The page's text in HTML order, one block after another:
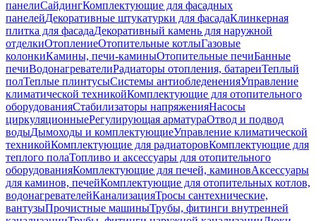
панелиСайдингКомплектующие для фасадных
панелейДекоративные штукатурки для фасадаКлинкерная
плитка для фасадаДекоративный камень для наружной
отделкиОтоплениеОтопительные котлыГазовые
колонкиКамины, печи-каминыОтопительные печиБанные
печиВодонагревателиРадиаторы отопления, батареиТеплый
полТеплые плинтусыСистемы антиобледененияУправление
климатической техникойКомплектующие для отопительного
оборудованияСтабилизаторы напряженияНасосы
циркуляционныеРегулирующая арматураОтвод и подвод
водыДымоходы и комплектующиеУправление климатической
техникойКомплектующие для радиаторовКомплектующие для
теплого полаТопливо и аксессуары для отопительного
оборудованияКомплектующие для печей, каминовАксессуары
для каминов, печейКомплектующие для отопительных котлов,
водонагревателейКанализацияТросы сантехнические,
вантузыПрочистные машиныТрубы, фитинги внутренней